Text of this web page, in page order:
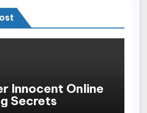
Innocent Online
Secrets